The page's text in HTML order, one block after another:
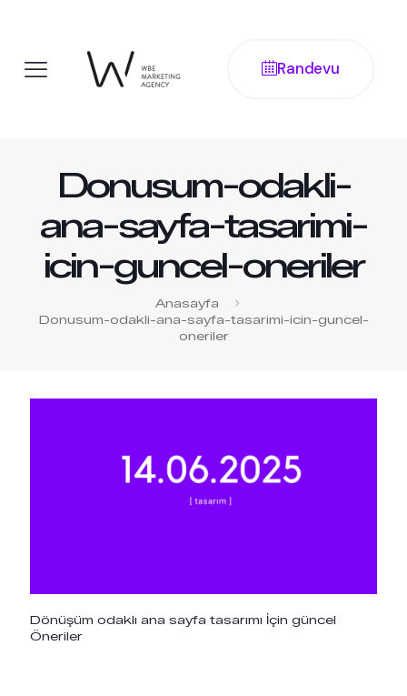
Randevu
Donusum-odakli-
ana-sayfa-tasarimi-
icin-guncel-oneriler
Anasayfa
Donusum-odakli-ana-sayfa-tasarimi-icin-guncel-
oneriler
Dönüşüm odaklı ana sayfa tasarımı İçin güncel
Öneriler